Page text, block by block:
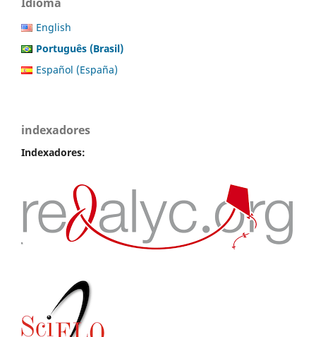
Idioma
English
Português (Brasil)
Español (España)
indexadores
Indexadores: